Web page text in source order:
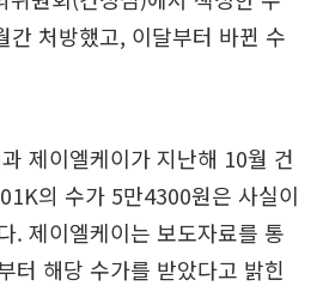
간 처방했고, 이달부터 바뀐 수
제이엘케이가 지난해 10월 건
의 수가 5만4300원은 사실이
. 제이엘케이는 보도자료를 통
터 해당 수가를 받았다고 밝힌